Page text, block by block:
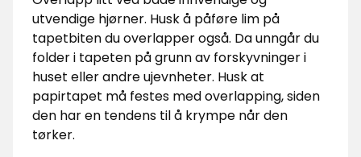
utvendige hjørner. Husk å påføre lim på
tapetbiten du overlapper også. Da unngår du
folder i tapeten på grunn av forskyvninger i
huset eller andre ujevnheter. Husk at
papirtapet må festes med overlapping, siden
den har en tendens til å krympe når den
tørker.